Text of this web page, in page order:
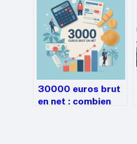
30000 euros brut
en net : combien